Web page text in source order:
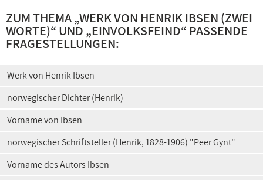
ZUM THEMA „WERK VON HENRIK IBSEN (ZWEI
WORTE)“ UND „EINVOLKSFEIND“ PASSENDE
FRAGESTELLUNGEN:
Werk von Henrik Ibsen
norwegischer Dichter (Henrik)
Vorname von Ibsen
norwegischer Schriftsteller (Henrik, 1828-1906) "Peer Gynt"
Vorname des Autors Ibsen